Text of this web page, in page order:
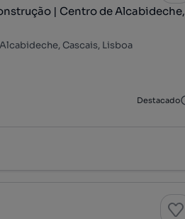
| Centro de Alcabideche,
Cascais, Lisboa
Destacado